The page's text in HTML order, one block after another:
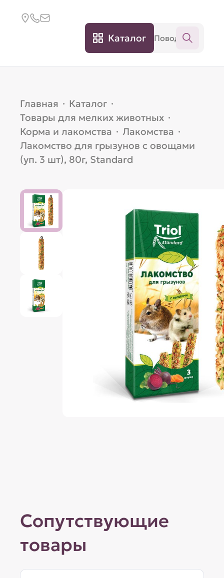
Каталог
Главная · Каталог ·
Товары для мелких животных ·
Корма и лакомства · Лакомства ·
Лакомство для грызунов с овощами
(уп. 3 шт), 80г, Standard
Сопутствующие
товары